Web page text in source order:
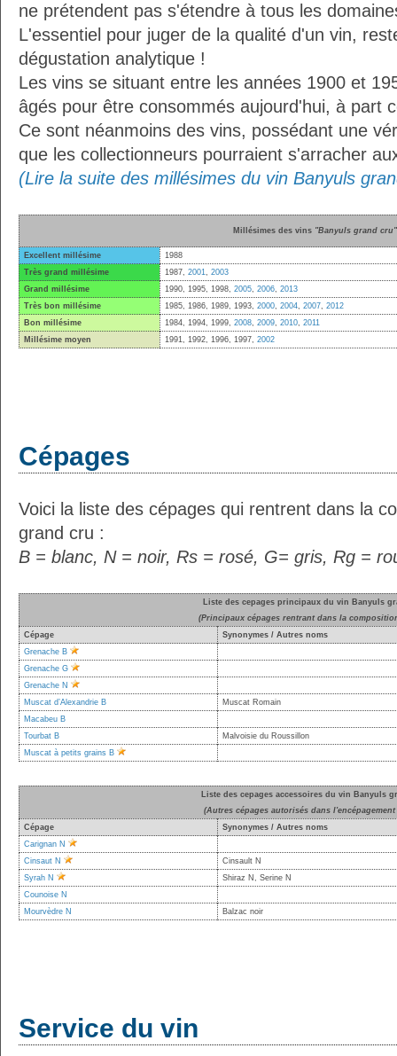
ne prétendent pas s'étendre à tous les
L'essentiel pour juger de la qualité d'un vin,
dégustation analytique !
Les vins se situant entre les années 1900 et
âgés pour être consommés aujourd'hui, à part
Ce sont néanmoins des vins, possédant une
que les collectionneurs pourraient s'arracher
(Lire la suite des millésimes du vin Banyuls
Millésimes des vins "Banyuls grand cru"
Excellent millésime
1988
Très grand millésime
1987, 2001, 2003
Grand millésime
1990, 1995, 1998, 2005, 2006, 2013
Très bon millésime
1985, 1986, 1989, 1993, 2000, 2004, 2007, 2012
Bon millésime
1984, 1994, 1999, 2008, 2009, 2010, 2011
Millésime moyen
1991, 1992, 1996, 1997, 2002
Cépages
Voici la liste des cépages qui rentrent dans la
grand cru :
B = blanc, N = noir, Rs = rosé, G= gris, Rg =
Liste des cepages principaux du vin Banyuls
(Principaux cépages rentrant dans la
Cépage
Synonymes / Autres noms
Grenache B
Grenache G
Grenache N
Muscat d’Alexandrie B
Muscat Romain
Macabeu B
Tourbat B
Malvoisie du Roussillon
Muscat à petits grains B
Liste des cepages accessoires du vin Banyuls
(Autres cépages autorisés dans
Cépage
Synonymes / Autres noms
Carignan N
Cinsaut N
Cinsault N
Syrah N
Shiraz N, Serine N
Counoise N
Mourvèdre N
Balzac noir
Service du vin